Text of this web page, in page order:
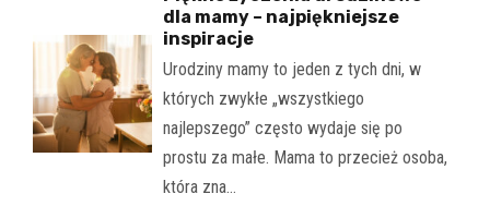
dla mamy – najpiękniejsze
inspiracje
Urodziny mamy to jeden z tych dni, w
których zwykłe „wszystkiego
najlepszego” często wydaje się po
prostu za małe. Mama to przecież osoba,
która zna…